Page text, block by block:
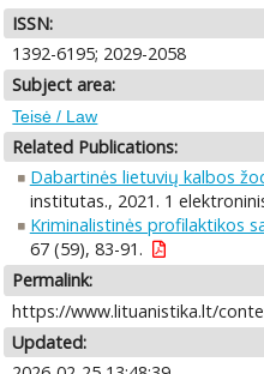
ISSN:
1392-6195; 2029-2058
Subject area:
Teisė / Law
Related Publications:
Dabartinės lietuvių kalbos
institutas., 2021. 1
Kriminalistinės profilaktikos
67 (59), 83-91.
Permalink:
https://www.lituanistika.lt/
Updated: